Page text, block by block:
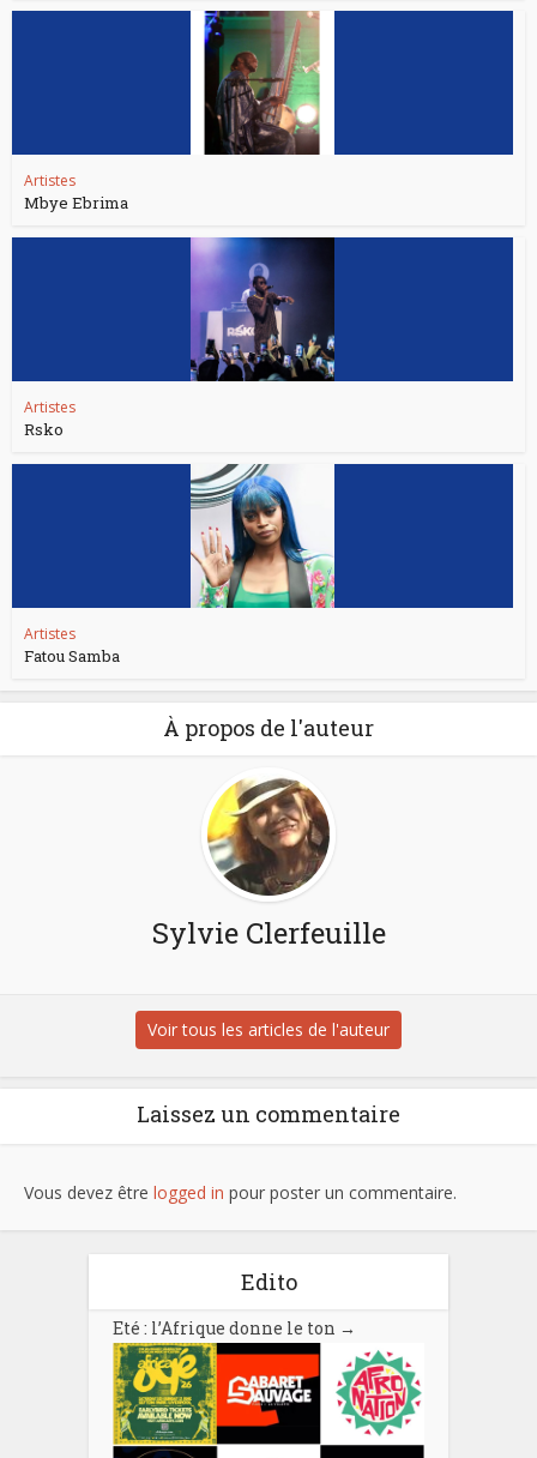
Artistes
Mbye Ebrima
Artistes
Rsko
Artistes
Fatou Samba
À propos de l'auteur
Sylvie Clerfeuille
Voir tous les articles de l'auteur
Laissez un commentaire
Vous devez être logged in pour poster un commentaire.
Edito
Eté : l’Afrique donne le ton →